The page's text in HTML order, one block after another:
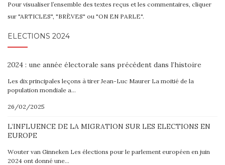
Pour visualiser l’ensemble des textes reçus et les commentaires, cliquer
sur "ARTICLES", "BRÈVES" ou "ON EN PARLE".
ELECTIONS 2024
2024 : une année électorale sans précédent dans l’histoire
Les dix principales leçons à tirer Jean-Luc Maurer La moitié de la
population mondiale a…
26/02/2025
L’INFLUENCE DE LA MIGRATION SUR LES ELECTIONS EN
EUROPE
Wouter van Ginneken Les élections pour le parlement européen en juin
2024 ont donné une…